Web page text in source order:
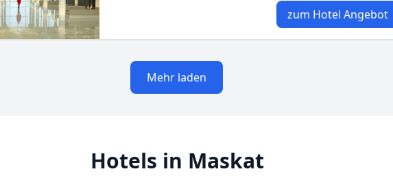
zum Hotel Angebot
Mehr laden
Hotels in Maskat